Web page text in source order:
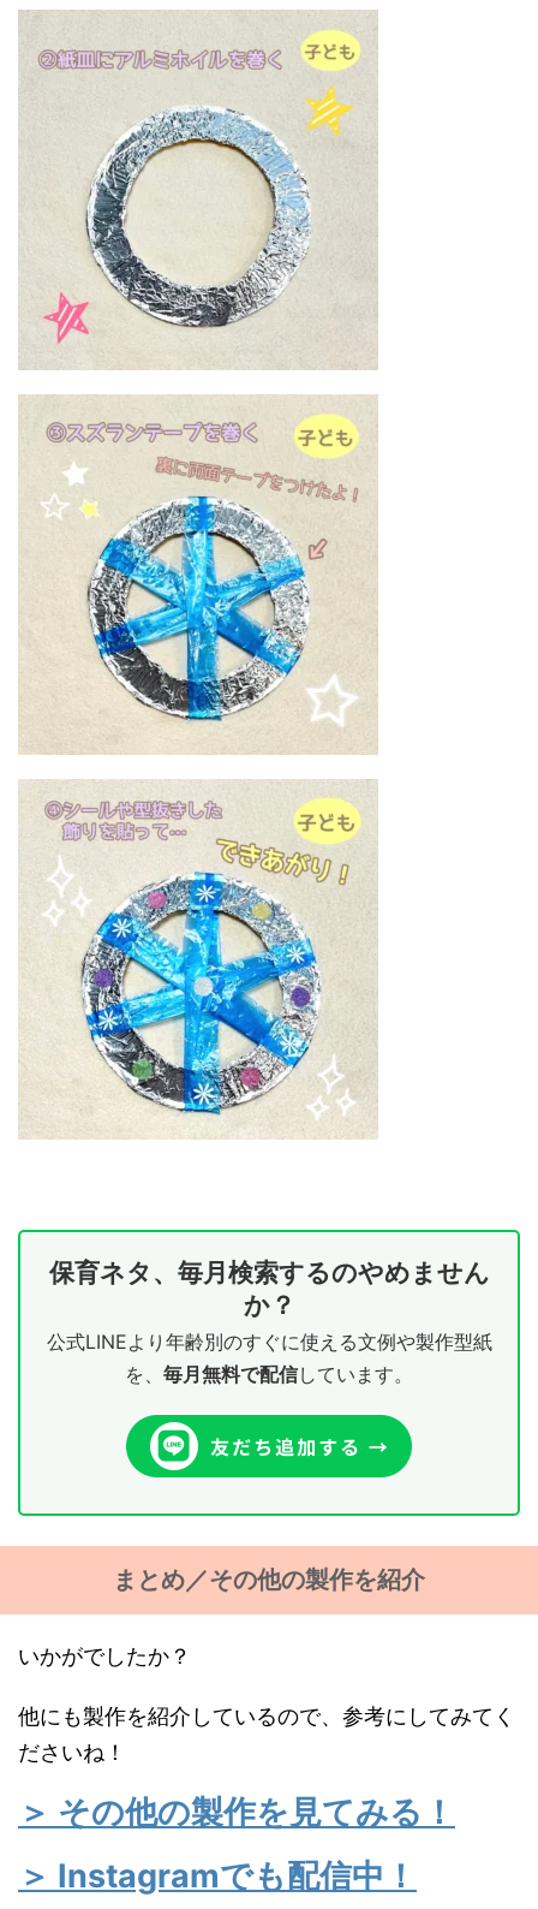
保育ネタ、毎月検索するのやめません
か？
公式LINEより年齢別のすぐに使える文例や製作型紙
を、 毎月無料で配信しています。
まとめ／その他の製作を紹介
いかがでしたか？
他にも製作を紹介しているので、参考にしてみてく
ださいね！
＞ その他の製作を見てみる！
＞ Instagramでも配信中！